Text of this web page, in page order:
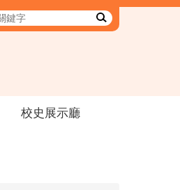
校史展示廳